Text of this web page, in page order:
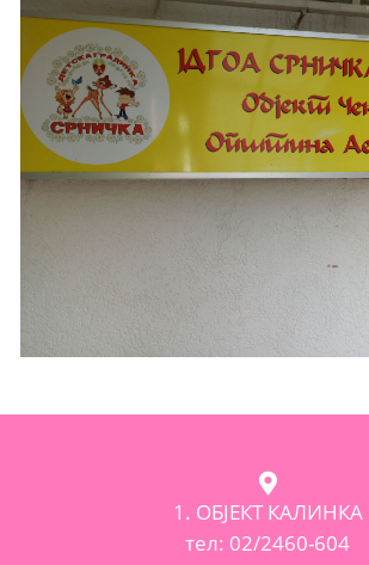
1. ОБЈЕКТ КАЛИНКА
тел: 02/2460-604